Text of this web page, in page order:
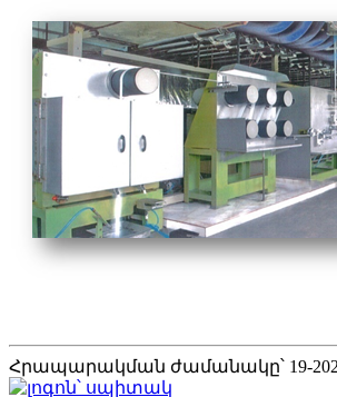
Հրապարակման ժամանակը՝ 19-